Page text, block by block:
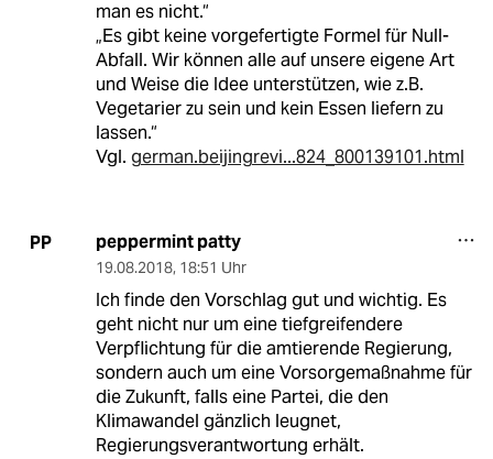
man es nicht.“
„Es gibt keine vorgefertigte Formel für Null-
Abfall. Wir können alle auf unsere eigene Art
und Weise die Idee unterstützen, wie z.B.
Vegetarier zu sein und kein Essen liefern zu
lassen.“
Vgl. german.beijingrevi...824_800139101.html
PP peppermint patty
19.08.2018, 18:51 Uhr
Ich finde den Vorschlag gut und wichtig. Es
geht nicht nur um eine tiefgreifendere
Verpflichtung für die amtierende Regierung,
sondern auch um eine Vorsorgemaßnahme für
die Zukunft, falls eine Partei, die den
Klimawandel gänzlich leugnet,
Regierungsverantwortung erhält.